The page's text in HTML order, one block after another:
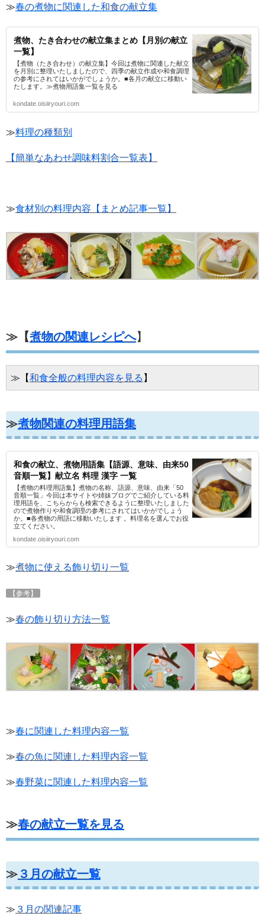
≫春の煮物に関連した和食の献立集
煮物、たき合わせの献立集まとめ【月別の献立
一覧】
【煮物（たき合わせ）の献立集】今回は煮物に関連した献立
を月別に整理いたしましたので、四季の献立作成や和食調理
の参考にされてはいかがでしょうか。■各月の献立に移動い
たします。≫煮物用語集一覧を見る
kondate.oisiiryouri.com
≫料理の種類別
【簡単なあわせ調味料割合一覧表】
≫食材別の料理内容【まとめ記事一覧】
≫【煮物の関連レシピへ】
≫【和食全般の料理内容を見る 】
≫煮物関連の料理用語集
和食の献立、煮物用語集【語源、意味、由来50
音順一覧】献立名 料理 漢字 一覧
【煮物の料理用語集】煮物の名称、語源、意味、由来「50
音順一覧」今回は本サイトや姉妹ブログでご紹介している料
理用語を、こちらからも検索できるように整理いたしました
ので煮物作りや和食調理の参考にされてはいかがでしょう
か。■各煮物の用語に移動いたします 。料理名を選んでお役
立てください。
kondate.oisiiryouri.com
≫煮物に使える飾り切り一覧
【参考】
≫春の飾り切り方法一覧
≫春に関連した料理内容一覧
≫春の魚に関連した料理内容一覧
≫春野菜に関連した料理内容一覧
≫春の献立一覧を見る
≫３月の献立一覧
≫ ３月の関連記事